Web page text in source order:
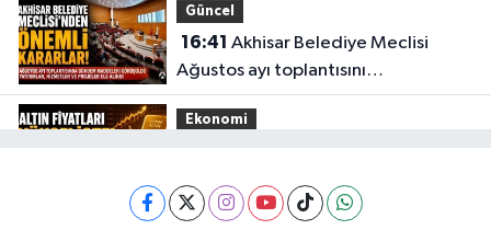
Güncel
16:41
Ağustos ayı toplantısını
gerçekleştirdi
Ekonomi